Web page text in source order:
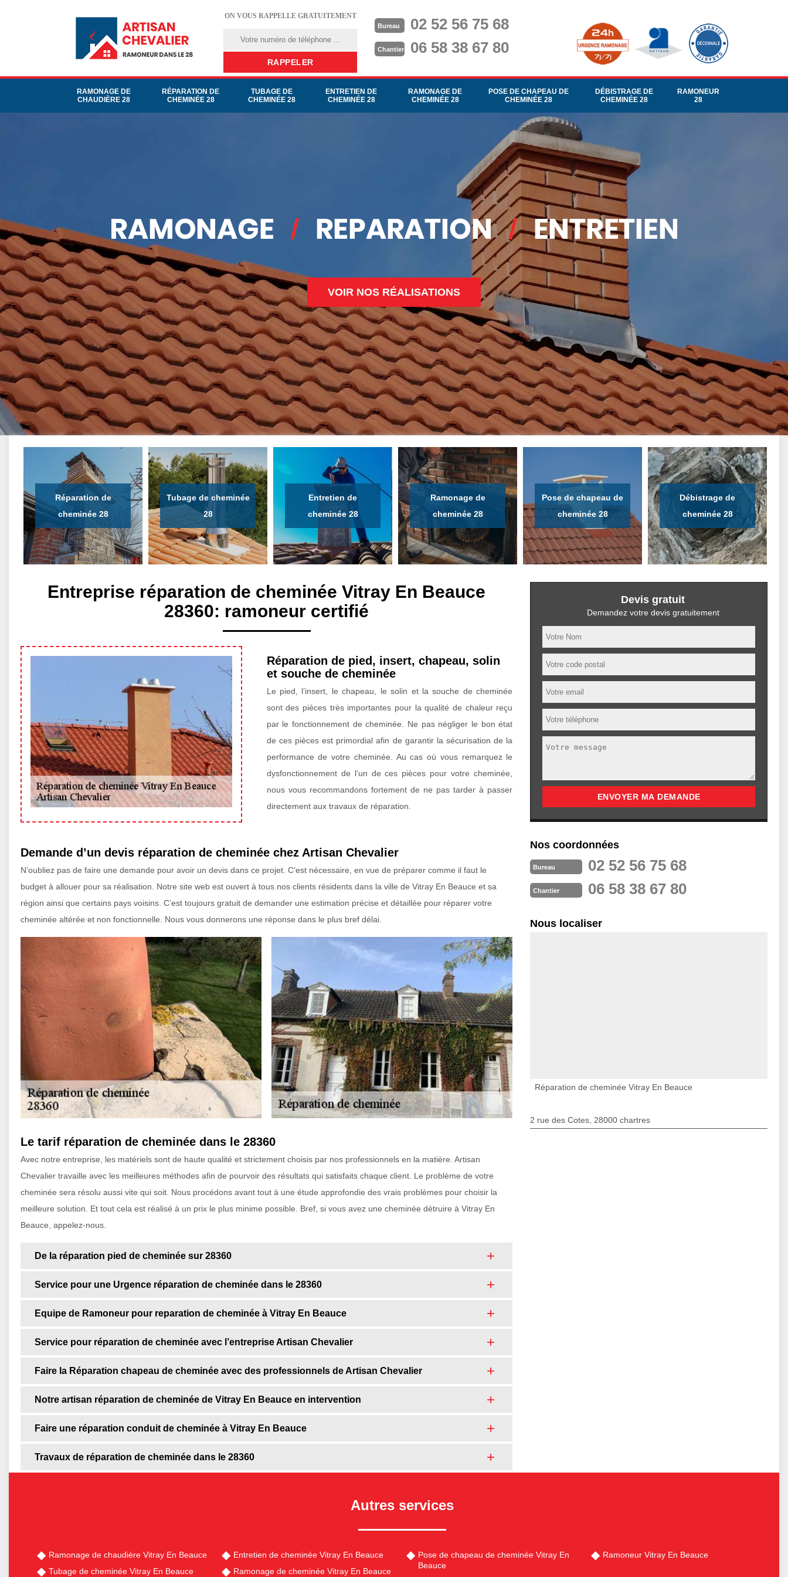
ON VOUS RAPPELLE GRATUITEMENT
Bureau 02 52 56 75 68
Chantier 06 58 38 67 80
RAMONAGE DE
CHAUDIÈRE 28
RÉPARATION DE
CHEMINÉE 28
TUBAGE DE
CHEMINÉE 28
ENTRETIEN DE
CHEMINÉE 28
RAMONAGE DE
CHEMINÉE 28
POSE DE CHAPEAU DE
CHEMINÉE 28
DÉBISTRAGE DE
CHEMINÉE 28
RAMONEUR
28
VOIR NOS RÉALISATIONS
Réparation de
cheminée 28
Tubage de cheminée
28
Entretien de
cheminée 28
Ramonage de
cheminée 28
Pose de chapeau de
cheminée 28
Débistrage de
cheminée 28
Entreprise réparation de cheminée Vitray En Beauce
28360: ramoneur certifié
Réparation de pied, insert, chapeau, solin
et souche de cheminée
Le pied, l’insert, le chapeau, le solin et la souche de cheminée
sont des pièces très importantes pour la qualité de chaleur reçu
par le fonctionnement de cheminée. Ne pas négliger le bon état
de ces pièces est primordial afin de garantir la sécurisation de la
performance de votre cheminée. Au cas où vous remarquez le
dysfonctionnement de l’un de ces pièces pour votre cheminée,
nous vous recommandons fortement de ne pas tarder à passer
directement aux travaux de réparation.
Demande d’un devis réparation de cheminée chez Artisan Chevalier
N’oubliez pas de faire une demande pour avoir un devis dans ce projet. C’est nécessaire, en vue de préparer comme il faut le
budget à allouer pour sa réalisation. Notre site web est ouvert à tous nos clients résidents dans la ville de Vitray En Beauce et sa
région ainsi que certains pays voisins. C’est toujours gratuit de demander une estimation précise et détaillée pour réparer votre
cheminée altérée et non fonctionnelle. Nous vous donnerons une réponse dans le plus bref délai.
Le tarif réparation de cheminée dans le 28360
Avec notre entreprise, les matériels sont de haute qualité et strictement choisis par nos professionnels en la matière. Artisan
Chevalier travaille avec les meilleures méthodes afin de pourvoir des résultats qui satisfaits chaque client. Le problème de votre
cheminée sera résolu aussi vite qui soit. Nous procédons avant tout à une étude approfondie des vrais problèmes pour choisir la
meilleure solution. Et tout cela est réalisé à un prix le plus minime possible. Bref, si vous avez une cheminée détruire à Vitray En
Beauce, appelez-nous.
De la réparation pied de cheminée sur 28360
Service pour une Urgence réparation de cheminée dans le 28360
Equipe de Ramoneur pour reparation de cheminée à Vitray En Beauce
Service pour réparation de cheminée avec l’entreprise Artisan Chevalier
Faire la Réparation chapeau de cheminée avec des professionnels de Artisan Chevalier
Notre artisan réparation de cheminée de Vitray En Beauce en intervention
Faire une réparation conduit de cheminée à Vitray En Beauce
Travaux de réparation de cheminée dans le 28360
Devis gratuit
Demandez votre devis gratuitement
Nos coordonnées
Bureau 02 52 56 75 68
Chantier 06 58 38 67 80
Nous localiser
Réparation de cheminée Vitray En Beauce
2 rue des Cotes, 28000 chartres
Autres services
Ramonage de chaudière Vitray En Beauce
Tubage de cheminée Vitray En Beauce
Entretien de cheminée Vitray En Beauce
Ramonage de cheminée Vitray En Beauce
Pose de chapeau de cheminée Vitray En
Beauce
Ramoneur Vitray En Beauce